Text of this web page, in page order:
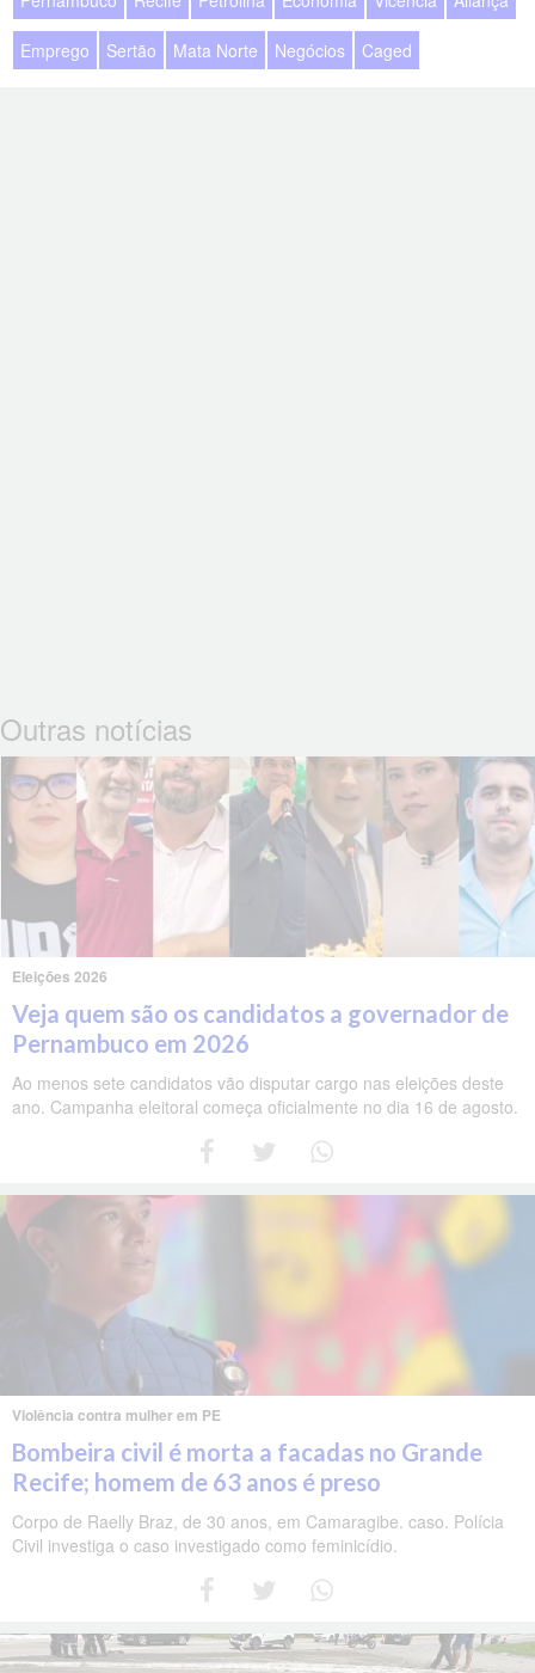
Emprego Sertão Mata Norte Negócios Caged
Outras notícias
Eleições 2026
Veja quem são os candidatos a governador de
Pernambuco em 2026
Ao menos sete candidatos vão disputar cargo nas eleições deste
ano. Campanha eleitoral começa oficialmente no dia 16 de agosto.
Violência contra mulher em PE
Bombeira civil é morta a facadas no Grande
Recife; homem de 63 anos é preso
Corpo de Raelly Braz, de 30 anos, em Camaragibe. caso. Polícia
Civil investiga o caso investigado como feminicídio.